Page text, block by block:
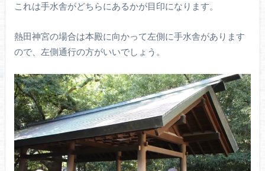
これは手水舎がどちらにあるかが目印になります。
熱田神宮の場合は本殿に向かって左側に手水舎があります
ので、左側通行の方がいいでしょう。